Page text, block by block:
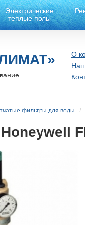
Электрические
теплые полы
О
фильтры для воды